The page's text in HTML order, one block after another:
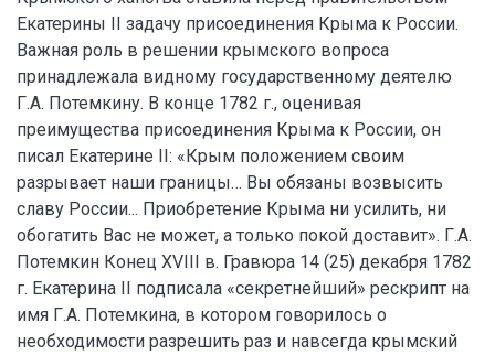
Екатерины II задачу присоединения Крыма к России.
Важная роль в решении крымского вопроса
принадлежала видному государственному деятелю
Г.А. Потемкину. В конце 1782 г., оценивая
преимущества присоединения Крыма к России, он
писал Екатерине II: «Крым положением своим
разрывает наши границы… Вы обязаны возвысить
славу России... Приобретение Крыма ни усилить, ни
обогатить Вас не может, а только покой доставит». Г.А.
Потемкин Конец XVIII в. Гравюра 14 (25) декабря 1782
г. Екатерина II подписала «секретнейший» рескрипт на
имя Г.А. Потемкина, в котором говорилось о
необходимости разрешить раз и навсегда крымский